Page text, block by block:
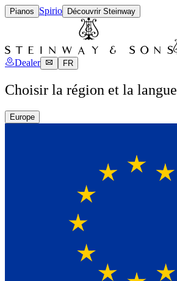
Pianos Spirio Découvrir Steinway
Dealer FR
Choisir la région et la langue
Europe